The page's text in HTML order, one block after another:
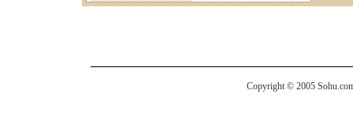
Copyright © 2005